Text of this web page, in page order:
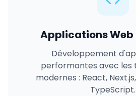
Applications Web
Développement
performantes avec les
modernes : React,
TypeScript.